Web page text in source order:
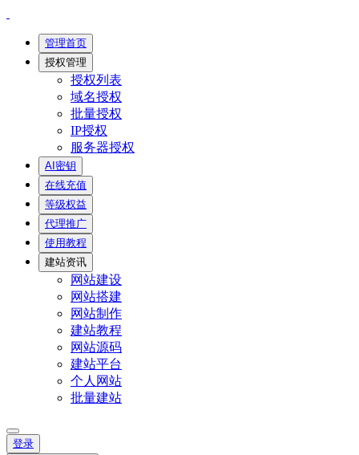
管理首页
授权管理
授权列表
域名授权
批量授权
IP授权
服务器授权
AI密钥
在线充值
等级权益
代理推广
使用教程
建站资讯
网站建设
网站搭建
网站制作
建站教程
网站源码
建站平台
个人网站
批量建站
登录